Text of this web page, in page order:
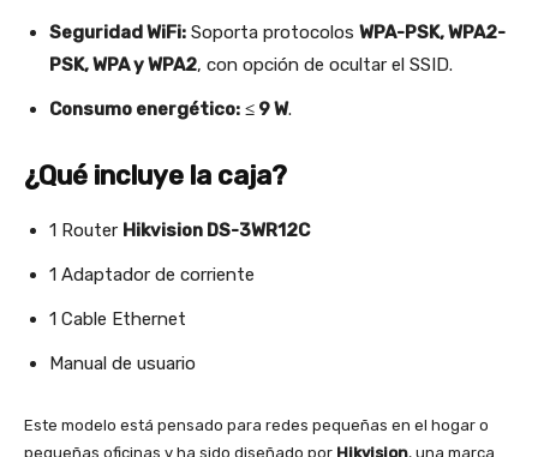
Seguridad WiFi: Soporta protocolos WPA-PSK, WPA2-
PSK, WPA y WPA2, con opción de ocultar el SSID.
Consumo energético: ≤ 9 W.
¿Qué incluye la caja?
1 Router Hikvision DS-3WR12C
1 Adaptador de corriente
1 Cable Ethernet
Manual de usuario
Este modelo está pensado para redes pequeñas en el hogar o
pequeñas oficinas y ha sido diseñado por Hikvision, una marca